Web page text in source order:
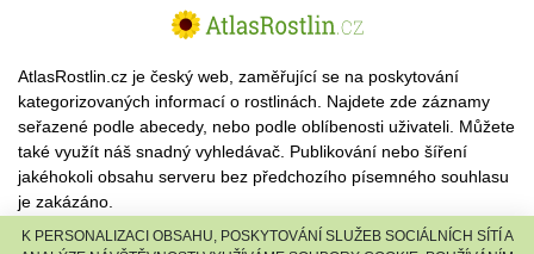
AtlasRostlin.cz je český web, zaměřující se na poskytování
kategorizovaných informací o rostlinách. Najdete zde záznamy
seřazené podle abecedy, nebo podle oblíbenosti uživateli. Můžete
také využít náš snadný vyhledávač. Publikování nebo šíření
jakéhokoli obsahu serveru bez předchozího písemného souhlasu
je zakázáno.
© 2026 AtlasRostlin.cz |TISCALI MEDIA, a.s.|Člen skupiny
K PERSONALIZACI OBSAHU, POSKYTOVÁNÍ SLUŽEB SOCIÁLNÍCH SÍTÍ A